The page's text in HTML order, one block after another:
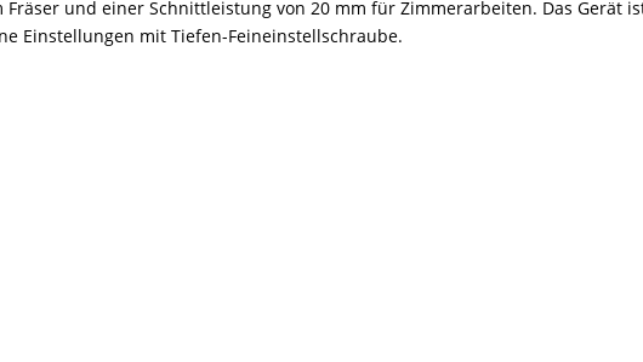
Fräser und einer Schnittleistung von 20 mm für Zimmerarbeiten. Das Gerät
Einstellungen mit Tiefen-Feineinstellschraube.